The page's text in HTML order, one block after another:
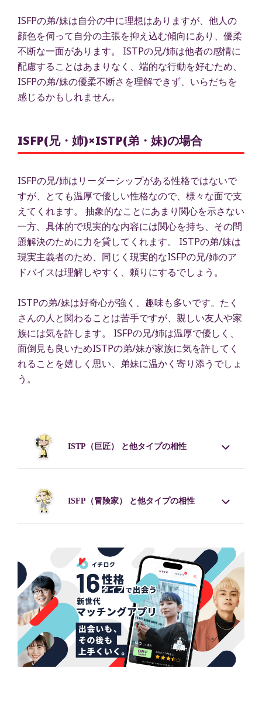
ISFPの弟/妹は自分の中に理想はありますが、他人の
顔色を伺って自分の主張を抑え込む傾向にあり、優柔
不断な一面があります。 ISTPの兄/姉は他者の感情に
配慮することはあまりなく、端的な行動を好むため、
ISFPの弟/妹の優柔不断さを理解できず、いらだちを
感じるかもしれません。
ISFP(兄・姉)×ISTP(弟・妹)の場合
ISFPの兄/姉はリーダーシップがある性格ではないで
すが、とても温厚で優しい性格なので、様々な面で支
えてくれます。 抽象的なことにあまり関心を示さない
一方、具体的で現実的な内容には関心を持ち、その問
題解決のために力を貸してくれます。 ISTPの弟/妹は
現実主義者のため、同じく現実的なISFPの兄/姉のア
ドバイスは理解しやすく、頼りにするでしょう。
ISTPの弟/妹は好奇心が強く、趣味も多いです。たく
さんの人と関わることは苦手ですが、親しい友人や家
族には気を許します。 ISFPの兄/姉は温厚で優しく、
面倒見も良いためISTPの弟/妹が家族に気を許してく
れることを嬉しく思い、弟妹に温かく寄り添うでしょ
う。
ISTP （巨匠） と他タイプの相性
ISFP （冒険家） と他タイプの相性